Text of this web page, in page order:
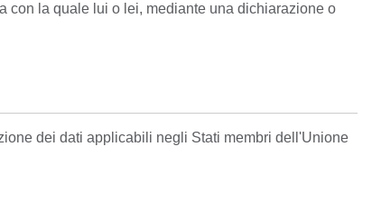
con la quale lui o lei, mediante una dichiarazione o
dei dati applicabili negli Stati membri dell'Unione